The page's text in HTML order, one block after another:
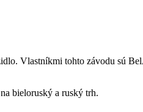
Vlastníkmi tohto závodu sú
bieloruský a ruský trh.